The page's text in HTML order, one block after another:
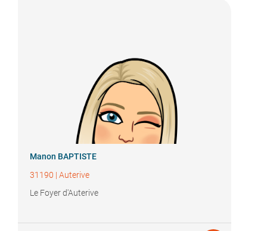
Manon BAPTISTE
31190 | Auterive
Le Foyer d'Auterive